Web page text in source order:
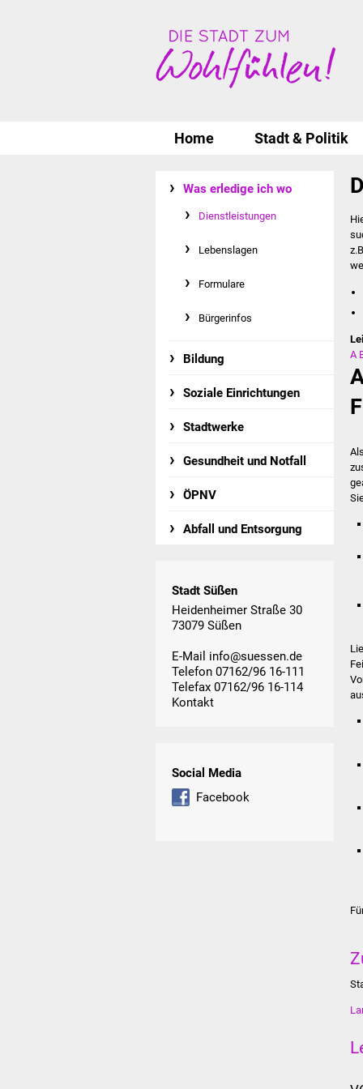
Home Stadt & Politik
Was erledige ich wo
Dienstleistungen
Lebenslagen
Formulare
Bürgerinfos
Bildung
Soziale Einrichtungen
Stadtwerke
Gesundheit und Notfall
ÖPNV
Abfall und Entsorgung
Stadt Süßen
Heidenheimer Straße 30
73079 Süßen
E-Mail info@suessen.de
Telefon 07162/96 16-111
Telefax 07162/96 16-114
Kontakt
Social Media
Facebook
A